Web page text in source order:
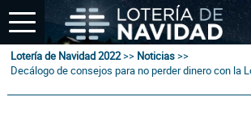
Lotería de Navidad 2022>> Noticias>>
Decálogo de consejos para no perder dinero con la